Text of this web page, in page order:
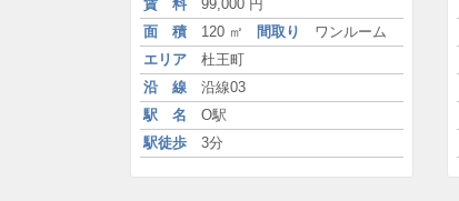
賃 料
99,000 円
面 積
120 ㎡ 間取り
ワンルーム
エリア
杜王町
沿 線
沿線03
駅 名
O駅
駅徒歩
3分